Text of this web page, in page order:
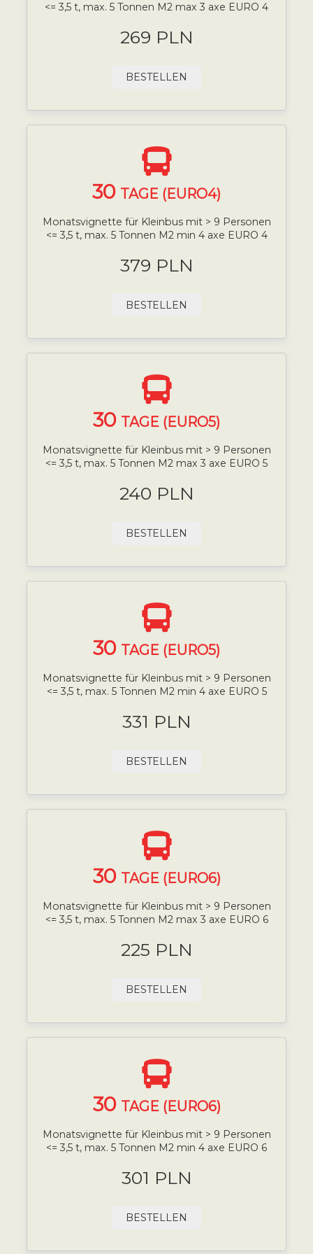
<= 3,5 t, max. 5 Tonnen M2 max 3 axe EURO 4
269 PLN
BESTELLEN
30 TAGE (EURO4)
Monatsvignette für Kleinbus mit > 9 Personen
<= 3,5 t, max. 5 Tonnen M2 min 4 axe EURO 4
379 PLN
BESTELLEN
30 TAGE (EURO5)
Monatsvignette für Kleinbus mit > 9 Personen
<= 3,5 t, max. 5 Tonnen M2 max 3 axe EURO 5
240 PLN
BESTELLEN
30 TAGE (EURO5)
Monatsvignette für Kleinbus mit > 9 Personen
<= 3,5 t, max. 5 Tonnen M2 min 4 axe EURO 5
331 PLN
BESTELLEN
30 TAGE (EURO6)
Monatsvignette für Kleinbus mit > 9 Personen
<= 3,5 t, max. 5 Tonnen M2 max 3 axe EURO 6
225 PLN
BESTELLEN
30 TAGE (EURO6)
Monatsvignette für Kleinbus mit > 9 Personen
<= 3,5 t, max. 5 Tonnen M2 min 4 axe EURO 6
301 PLN
BESTELLEN